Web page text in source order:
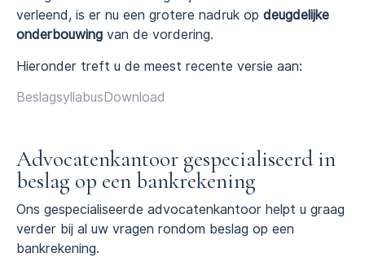
verleend, is er nu een grotere nadruk op deugdelijke
onderbouwing van de vordering.
Hieronder treft u de meest recente versie aan:
Beslagsyllabus Download
Advocatenkantoor gespecialiseerd in
beslag op een bankrekening
Ons gespecialiseerde advocatenkantoor helpt u graag
verder bij al uw vragen rondom beslag op een
bankrekening.